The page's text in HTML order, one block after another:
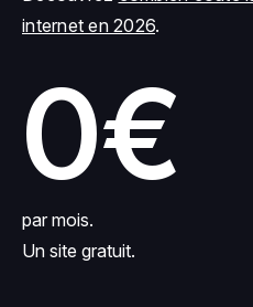
internet en 2026.
0€
par mois.
Un site gratuit.